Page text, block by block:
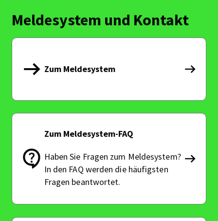
Meldesystem und Kontakt
Zum Meldesystem
Zum
Zum Meldesystem-FAQ
Haben Sie Fragen zum Meldesystem?
In den FAQ werden die häufigsten
Fragen beantwortet.
Zum